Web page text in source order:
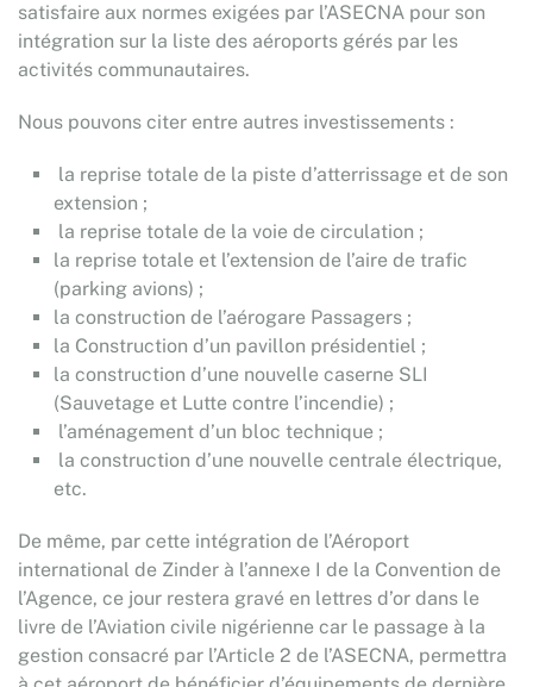
satisfaire aux normes exigées par l’ASECNA pour son
intégration sur la liste des aéroports gérés par les
activités communautaires.
Nous pouvons citer entre autres investissements :
la reprise totale de la piste d’atterrissage et de son
extension ;
la reprise totale de la voie de circulation ;
la reprise totale et l’extension de l’aire de trafic
(parking avions) ;
la construction de l’aérogare Passagers ;
la Construction d’un pavillon présidentiel ;
la construction d’une nouvelle caserne SLI
(Sauvetage et Lutte contre l’incendie) ;
l’aménagement d’un bloc technique ;
la construction d’une nouvelle centrale électrique,
etc.
De même, par cette intégration de l’Aéroport
international de Zinder à l’annexe I de la Convention de
l’Agence, ce jour restera gravé en lettres d’or dans le
livre de l’Aviation civile nigérienne car le passage à la
gestion consacré par l’Article 2 de l’ASECNA, permettra